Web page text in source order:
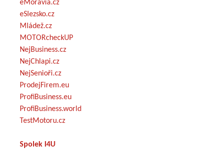
eMoravia.cz
eSlezsko.cz
Mládež.cz
MOTORcheckUP
NejBusiness.cz
NejChlapi.cz
NejSenioři.cz
ProdejFirem.eu
ProfiBusiness.eu
ProfiBusiness.world
TestMotoru.cz
Spolek I4U